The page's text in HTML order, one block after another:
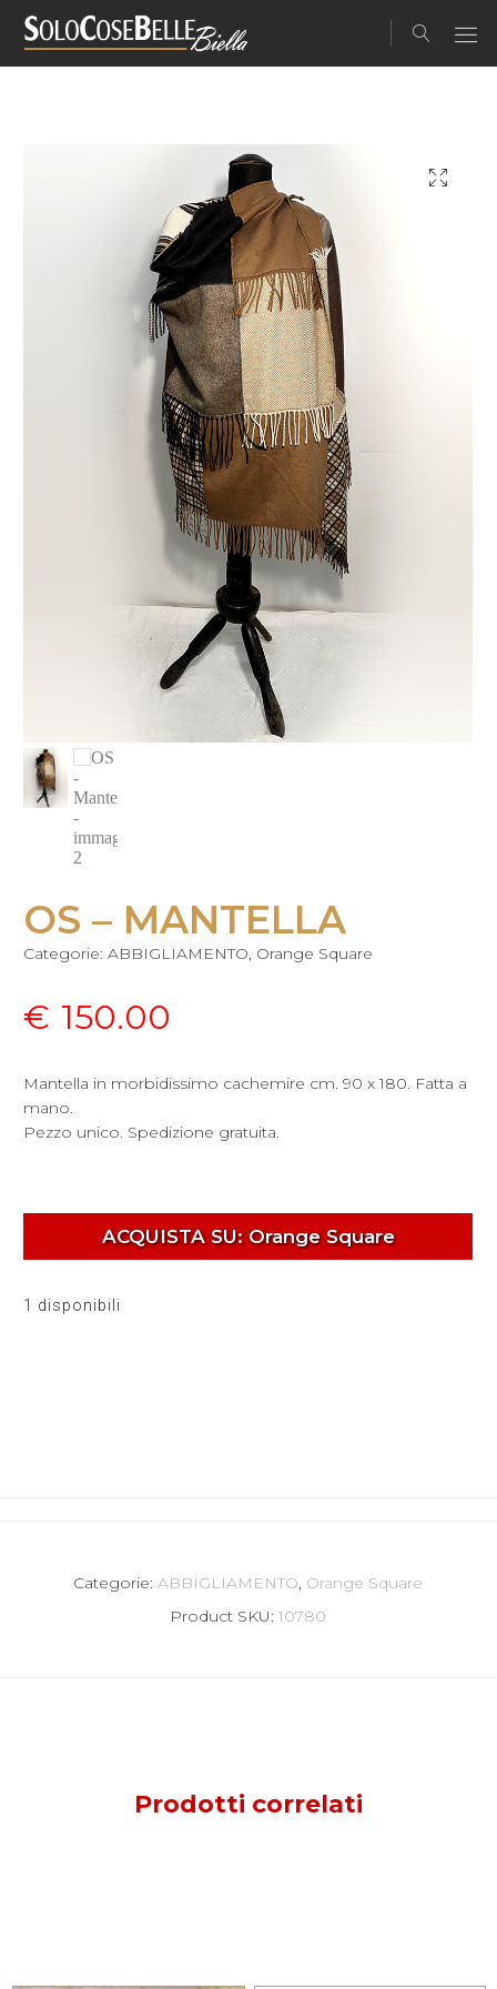
OS – MANTELLA
Categorie:ABBIGLIAMENTO, Orange Square
€ 150.00
Mantella in morbidissimo cachemire cm. 90 x 180. Fatta a
mano.
Pezzo unico. Spedizione gratuita.
ACQUISTA SU: Orange Square
1 disponibili
Categorie:ABBIGLIAMENTO, Orange Square
Product SKU:10780
Prodotti correlati